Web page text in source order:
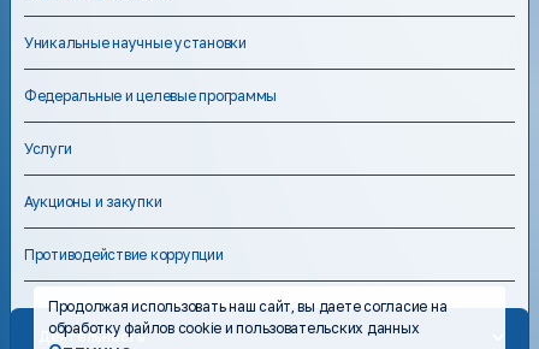
Уникальные научные установки
Федеральные и целевые программы
Услуги
Аукционы и закупки
Противодействие коррупции
Деятельность
Продолжая использовать наш сайт, вы даете согласие на
обработку файлов cookie и пользовательских данных